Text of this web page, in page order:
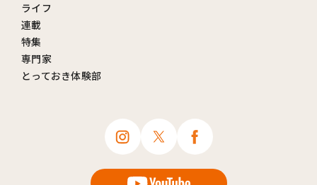
ライフ
連載
特集
専門家
とっておき体験部